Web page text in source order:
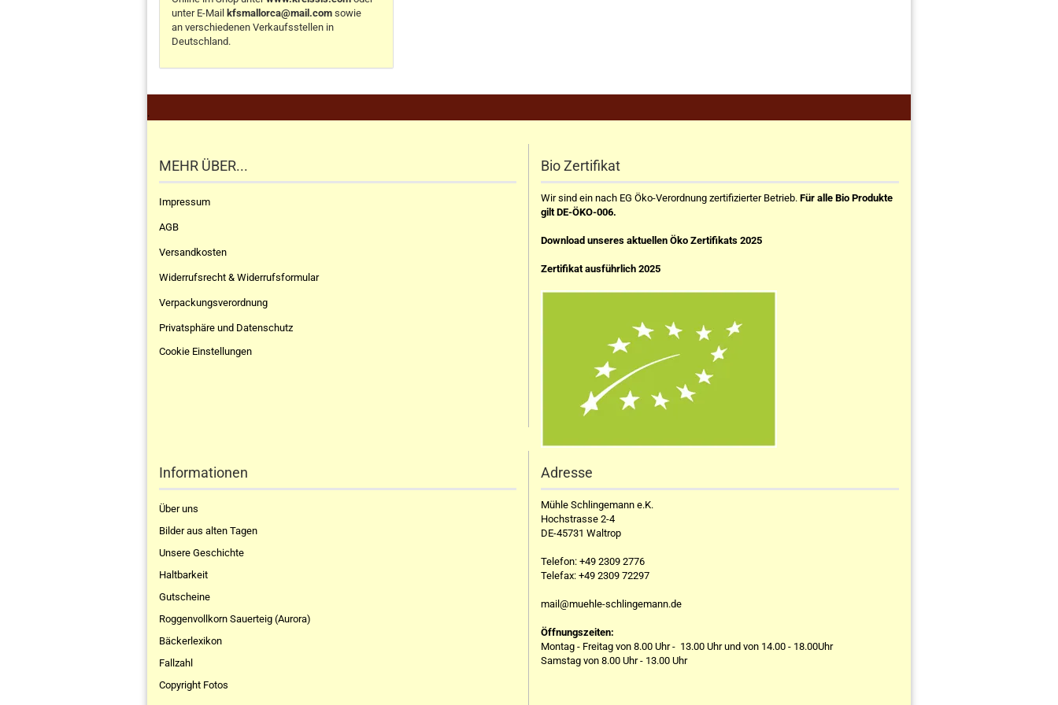
unter E-Mail kfsmallorca@mail.com sowie
an verschiedenen Verkaufsstellen in
Deutschland.
.
MEHR ÜBER...
Impressum
AGB
Versandkosten
Widerrufsrecht & Widerrufsformular
Verpackungsverordnung
Privatsphäre und Datenschutz
Cookie Einstellungen
Bio Zertifikat
Wir sind ein nach EG Öko-Verordnung zertifizierter Betrieb. Für alle Bio Produkte
gilt DE-ÖKO-006.
Download unseres aktuellen Öko Zertifikats 2025
Zertifikat ausführlich 2025
Informationen
Über uns
Bilder aus alten Tagen
Unsere Geschichte
Haltbarkeit
Gutscheine
Roggenvollkorn Sauerteig (Aurora)
Bäckerlexikon
Fallzahl
Copyright Fotos
Adresse
Mühle Schlingemann e.K.
Hochstrasse 2-4
DE-45731 Waltrop
Telefon: +49 2309 2776
Telefax: +49 2309 72297
mail@muehle-schlingemann.de
Öffnungszeiten:
Montag - Freitag von 8.00 Uhr - 13.00 Uhr und von 14.00 - 18.00Uhr
Samstag von 8.00 Uhr - 13.00 Uhr